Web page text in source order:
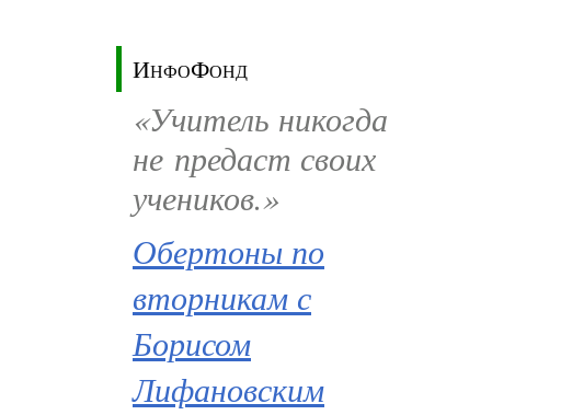
ИнфоФонд
«Учитель никогда
не предаст своих
учеников.»
Обертоны по
вторникам с
Борисом
Лифановским